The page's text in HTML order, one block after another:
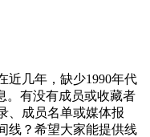
近几年，缺少1990年代
。有没有成员或收藏者
、成员名单或媒体报
线？希望大家能提供线